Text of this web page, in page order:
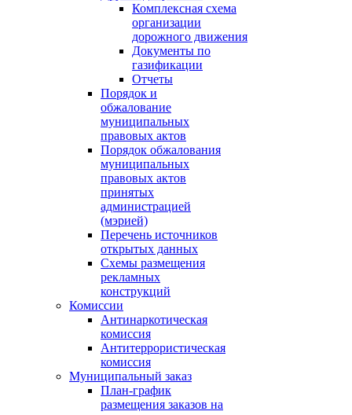
Комплексная схема
организации
дорожного движения
Документы по
газификации
Отчеты
Порядок и
обжалование
муниципальных
правовых актов
Порядок обжалования
муниципальных
правовых актов
принятых
администрацией
(мэрией)
Перечень источников
открытых данных
Схемы размещения
рекламных
конструкций
Комиссии
Антинаркотическая
комиссия
Антитеррористическая
комиссия
Муниципальный заказ
План-график
размещения заказов на